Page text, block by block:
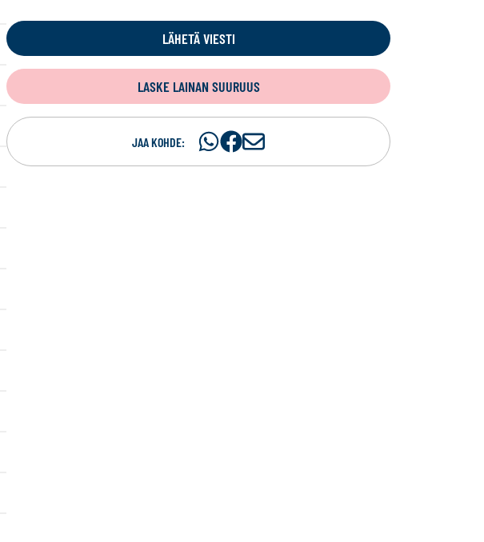
LÄHETÄ VIESTI
LASKE LAINAN SUURUUS
JAA KOHDE:
JaaJaaJ